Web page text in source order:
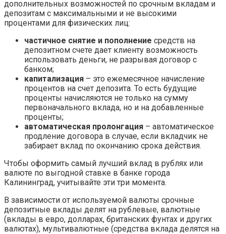
дополнительных возможностей по срочным вкладам и
депозитам с максимальными и не высокими
процентами для физических лиц:
частичное снятие и пополнение средств на
депозитном счете дает клиенту возможность
использовать деньги, не разрывая договор с
банком;
капитализация – это ежемесячное начисление
процентов на счет депозита. То есть будущие
проценты начисляются не только на сумму
первоначального вклада, но и на добавленные
проценты;
автоматическая пролонгация – автоматическое
продление договора в случае, если вкладчик не
забирает вклад по окончанию срока действия.
Чтобы оформить самый лучший вклад в рублях или
валюте по выгодной ставке в банке города
Калининград, учитывайте эти три момента.
В зависимости от используемой валюты срочные
депозитные вклады делят на рублевые, валютные
(вклады в евро, долларах, британских фунтах и других
валютах), мультивалютные (средства вклада делятся на